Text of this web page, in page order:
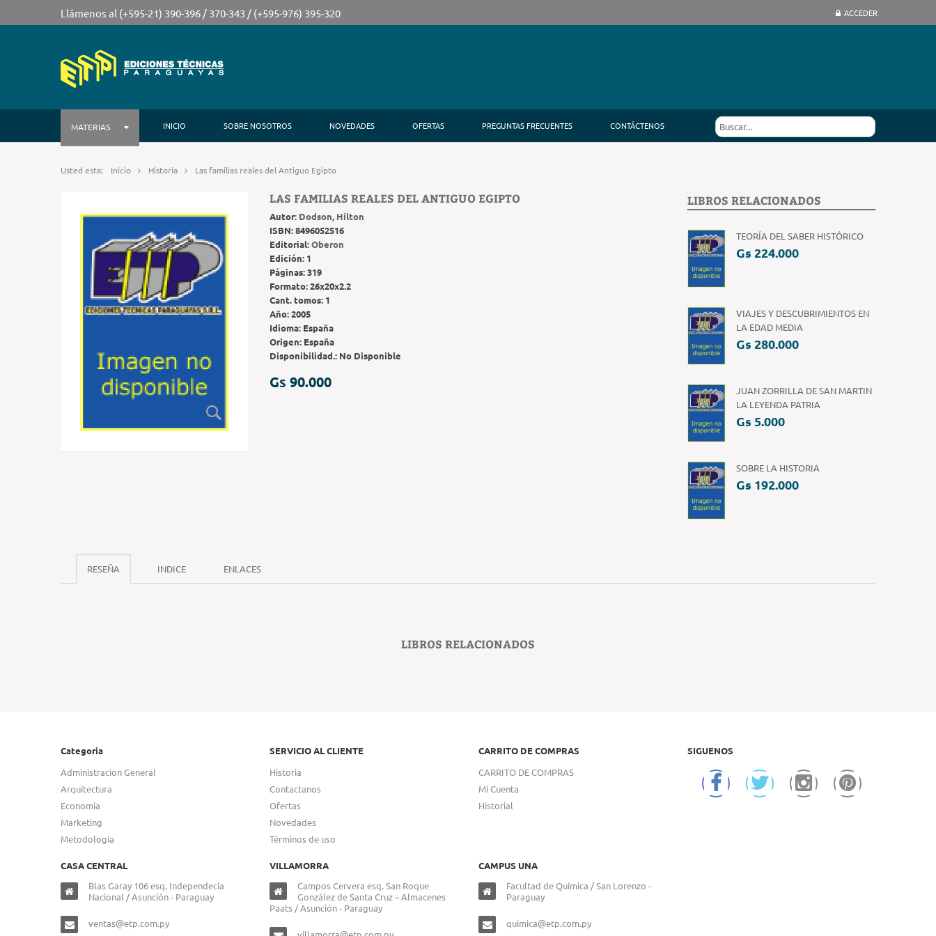
Llámenos al (+595-21) 390-396 / 370-343 / (+595-976) 395-320 ACCEDER
MATERIAS INICIO SOBRE NOSOTROS NOVEDADES OFERTAS PREGUNTAS FRECUENTES CONTÁCTENOS
Usted esta: Inicio Historia Las familias reales del Antiguo Egipto
LAS FAMILIAS REALES DEL ANTIGUO EGIPTO
Autor: Dodson, Hilton
ISBN:8496052516
Editorial:Oberon
Edición: 1
Páginas:319
Formato:26x20x2.2
Cant. tomos: 1
Año:2005
Idioma: España
Origen: España
Disponibilidad.: No Disponible
Gs 90.000
LIBROS RELACIONADOS
TEORÍA DEL SABER HISTÓRICO
Gs 224.000
VIAJES Y DESCUBRIMIENTOS EN
LA EDAD MEDIA
Gs 280.000
JUAN ZORRILLA DE SAN MARTIN
LA LEYENDA PATRIA
Gs 5.000
SOBRE LA HISTORIA
Gs 192.000
RESEÑA INDICE ENLACES
LIBROS RELACIONADOS
Categoria
Administracion General
Arquitectura
Economia
Marketing
Metodologia
SERVICIO AL CLIENTE
Historia
Contactanos
Ofertas
Novedades
Términos de uso
CARRITO DE COMPRAS
CARRITO DE COMPRAS
Mi Cuenta
Historial
SIGUENOS
CASA CENTRAL
Blas Garay 106 esq. Independecia
Nacional / Asunción - Paraguay
ventas@etp.com.py
VILLAMORRA
Campos Cervera esq. San Roque
González de Santa Cruz – Almacenes
Paats / Asunción - Paraguay
CAMPUS UNA
Facultad de Química / San Lorenzo -
Paraguay
quimica@etp.com.py